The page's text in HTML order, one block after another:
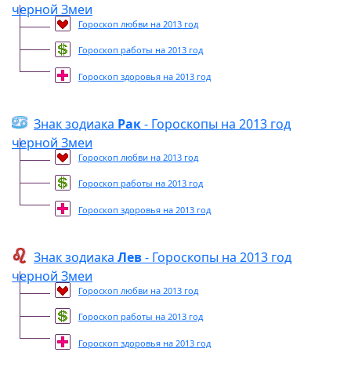
черной Змеи
Гороскоп любви на 2013 год
Гороскоп работы на 2013 год
Гороскоп здоровья на 2013 год
Знак зодиака Рак- Гороскопы на 2013 год
черной Змеи
Гороскоп любви на 2013 год
Гороскоп работы на 2013 год
Гороскоп здоровья на 2013 год
Знак зодиака Лев- Гороскопы на 2013 год
черной Змеи
Гороскоп любви на 2013 год
Гороскоп работы на 2013 год
Гороскоп здоровья на 2013 год